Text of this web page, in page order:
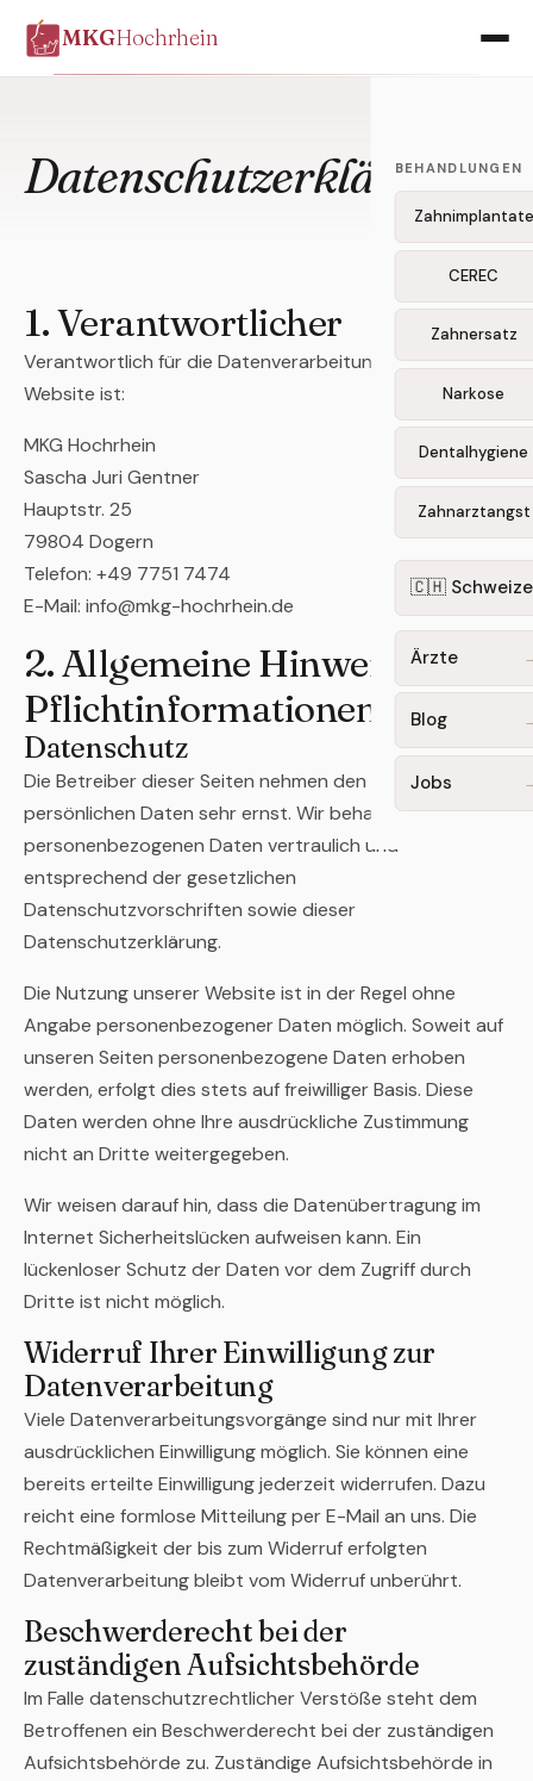
MKGHochrhein
BEHANDLUNGEN
Zahnimplantate
CEREC
Zahnersatz
Narkose
Dentalhygiene
Zahnarztangst
🇨🇭
Ärzte
Blog
Jobs
Datenschutzerklärung
1. Verantwortlicher
Verantwortlich für die Datenverarbeitung auf dieser
Website ist:
MKG Hochrhein
Sascha Juri Gentner
Hauptstr. 25
79804 Dogern
Telefon: +49 7751 7474
E-Mail: info@mkg-hochrhein.de
2. Allgemeine Hinweise und
Pflichtinformationen
Datenschutz
Die Betreiber dieser Seiten nehmen den Schutz Ihrer
persönlichen Daten sehr ernst. Wir behandeln Ihre
personenbezogenen Daten vertraulich und
entsprechend der gesetzlichen
Datenschutzvorschriften sowie dieser
Datenschutzerklärung.
Die Nutzung unserer Website ist in der Regel ohne
Angabe personenbezogener Daten möglich. Soweit auf
unseren Seiten personenbezogene Daten erhoben
werden, erfolgt dies stets auf freiwilliger Basis. Diese
Daten werden ohne Ihre ausdrückliche Zustimmung
nicht an Dritte weitergegeben.
Wir weisen darauf hin, dass die Datenübertragung im
Internet Sicherheitslücken aufweisen kann. Ein
lückenloser Schutz der Daten vor dem Zugriff durch
Dritte ist nicht möglich.
Widerruf Ihrer Einwilligung zur
Datenverarbeitung
Viele Datenverarbeitungsvorgänge sind nur mit Ihrer
ausdrücklichen Einwilligung möglich. Sie können eine
bereits erteilte Einwilligung jederzeit widerrufen. Dazu
reicht eine formlose Mitteilung per E-Mail an uns. Die
Rechtmäßigkeit der bis zum Widerruf erfolgten
Datenverarbeitung bleibt vom Widerruf unberührt.
Beschwerderecht bei der
zuständigen Aufsichtsbehörde
Im Falle datenschutzrechtlicher Verstöße steht dem
Betroffenen ein Beschwerderecht bei der zuständigen
Aufsichtsbehörde zu. Zuständige Aufsichtsbehörde in